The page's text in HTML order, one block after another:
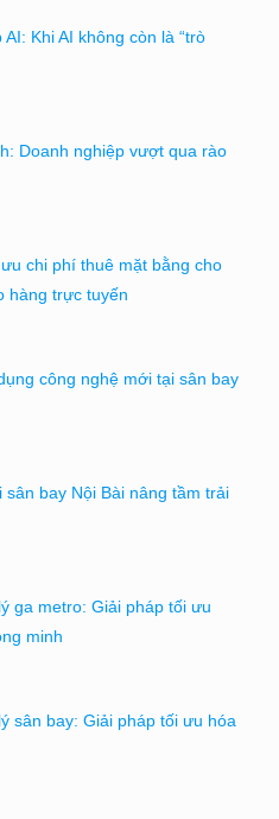
Khi AI không còn là “trò
Doanh nghiệp vượt qua rào
chi phí thuê mặt bằng cho
hàng trực tuyến
công nghệ mới tại sân bay
bay Nội Bài nâng tầm trải
ga metro: Giải pháp tối ưu
minh
sân bay: Giải pháp tối ưu hóa